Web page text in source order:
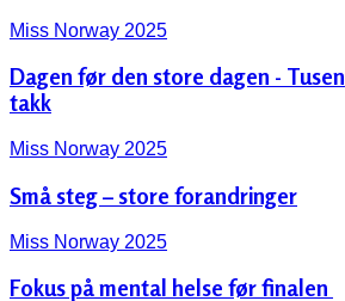
Miss Norway 2025
Dagen før den store dagen - Tusen
takk
Miss Norway 2025
Små steg – store forandringer
Miss Norway 2025
Fokus på mental helse før finalen ‍️